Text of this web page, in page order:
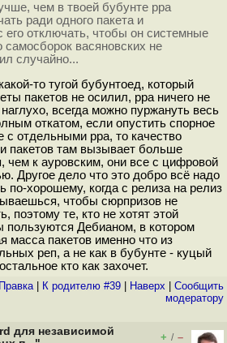
чем в твоей бубунте ppa
ради одного пакета и
его отключать, чтобы он системные
васяновских не
случайно...
то тугой бубунтоед, который
пакетов не осилил, ppa ничего не
всегда можно пуржануть весь
откатом, если опустить спорное
с отдельными ppa, то качество
пакетов там вызывает больше
чем к ауровским, они все с цифровой
Другое дело что это добро всё надо
по-хорошему, когда с релиза на релиз
чтобы сюрпризов не
поэтому те, кто не хотят этой
пользуются Дебианом, в котором
масса пакетов именно что из
реп, а не как в бубунте - куцый
кто как захочет.
Правка| К родителю #39 Наверх
Cообщить
модератору
для независимой
+ / –